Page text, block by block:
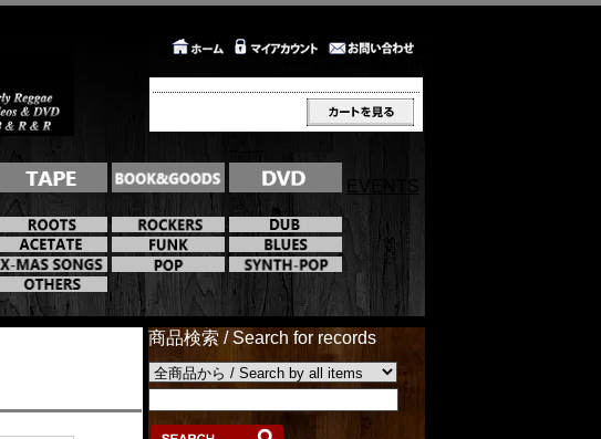
EVENTS
商品検索 / Search for records